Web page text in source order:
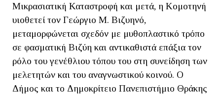
Μικρασιατική Καταστροφή και μετά, η Κομοτηνή
υιοθετεί τον Γεώργιο Μ. Βιζυηνό,
μεταμορφώνεται σχεδόν με μυθοπλαστικό τρόπο
σε φασματική Βιζύη και αντικαθιστά επάξια τον
ρόλο του γενέθλιου τόπου του στη συνείδηση των
μελετητών και του αναγνωστικού κοινού. Ο
Δήμος και το Δημοκρίτειο Πανεπιστήμιο Θράκης